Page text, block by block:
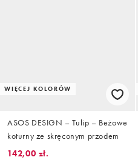
WIĘCEJ KOLORÓW
ASOS DESIGN – Tulip – Beżowe
koturny ze skręconym przodem
142,00 zł.